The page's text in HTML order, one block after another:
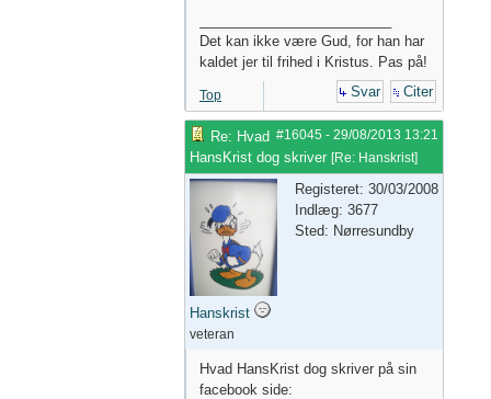
Det kan ikke være Gud, for han har
kaldet jer til frihed i Kristus. Pas på!
Top Svar Citer
#16045 - 29/08/2013 13:21
Re: Hvad
HansKrist dog skriver [Re: Hanskrist]
Hanskrist
veteran
Registeret: 30/03/2008
Indlæg: 3677
Sted: Nørresundby
Hvad HansKrist dog skriver på sin
facebook side: